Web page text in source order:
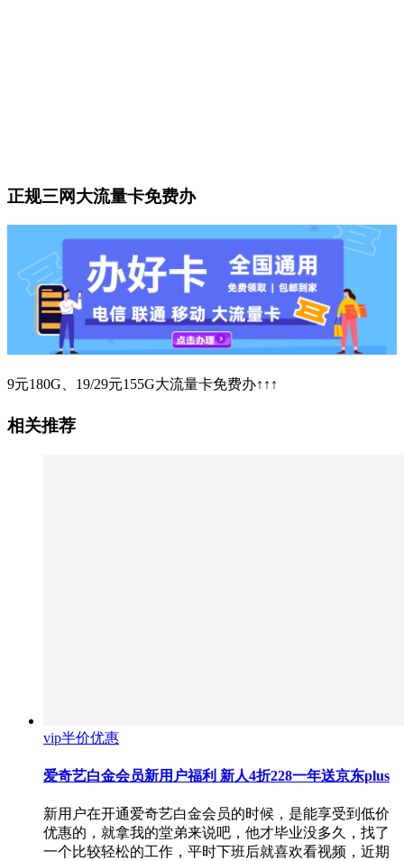
正规三网大流量卡免费办
9元180G、19/29元155G大流量卡免费办↑↑↑
相关推荐
vip半价优惠
爱奇艺白金会员新用户福利 新人4折228一年送京东plus
新用户在开通爱奇艺白金会员的时候，是能享受到低价
优惠的，就拿我的堂弟来说吧，他才毕业没多久，找了
一个比较轻松的工作，平时下班后就喜欢看视频，近期